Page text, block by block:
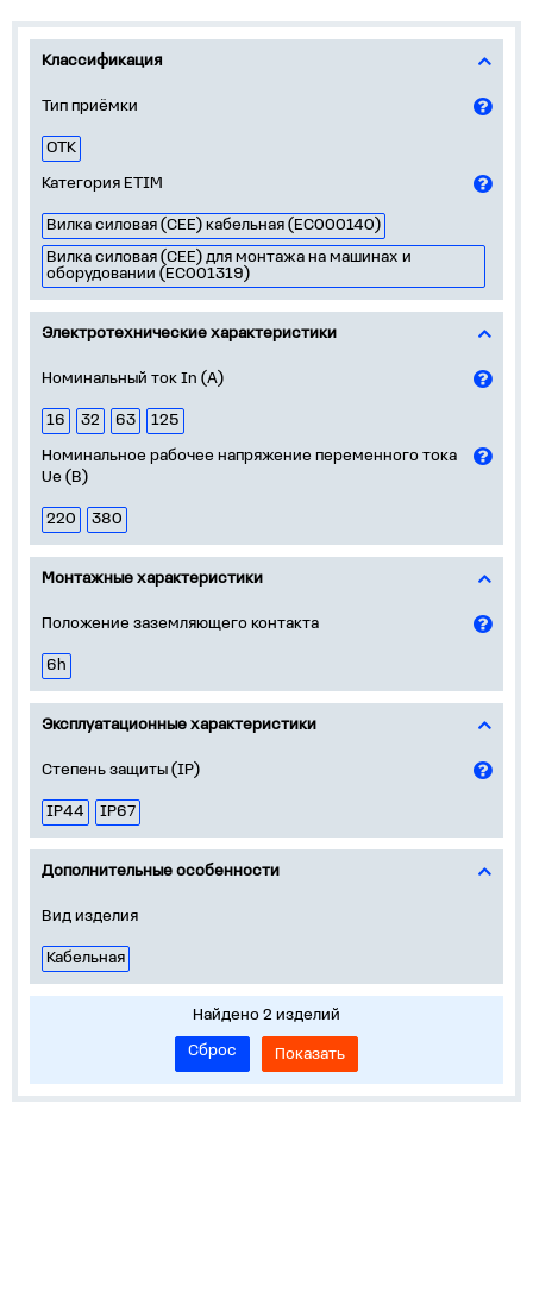
Классификация
Тип приёмки
ОТК
Категория ETIM
Вилка силовая (CEE) кабельная (EC000140)
Вилка силовая (CEE) для монтажа на машинах и
оборудовании (EC001319)
Электротехнические характеристики
Номинальный ток In (А)
16 32 63
125
Номинальное рабочее напряжение переменного тока
Ue (В)
220 380
Монтажные характеристики
Положение заземляющего контакта
6h
Эксплуатационные характеристики
Степень защиты (IP)
IP44 IP67
Дополнительные особенности
Вид изделия
Кабельная
Найдено 2 изделий
Сброс
Показать